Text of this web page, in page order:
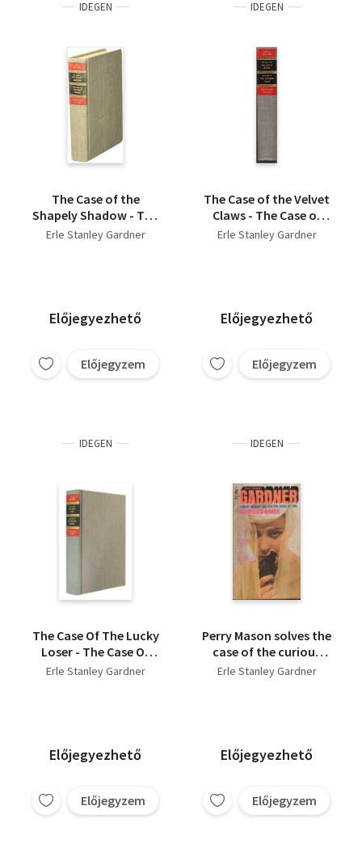
IDEGEN
The Case of the
Shapely Shadow - The
Case of the Fiery
Erle Stanley Gardner
Előjegyezhető
Előjegyzem
IDEGEN
The Case of the Velvet
Claws - The Case of
the Curious Bride
Erle Stanley Gardner
Előjegyezhető
Előjegyzem
IDEGEN
The Case Of The Lucky
Loser - The Case Of
The Hesitant Hostess
Erle Stanley Gardner
Előjegyezhető
Előjegyzem
IDEGEN
Perry Mason solves the
case of the curious
bride
Erle Stanley Gardner
Előjegyezhető
Előjegyzem